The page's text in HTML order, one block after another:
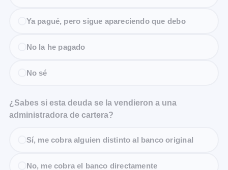
Ya pagué, pero sigue apareciendo que debo
No la he pagado
No sé
¿Sabes si esta deuda se la vendieron a una
administradora de cartera?
Sí, me cobra alguien distinto al banco original
No, me cobra el banco directamente